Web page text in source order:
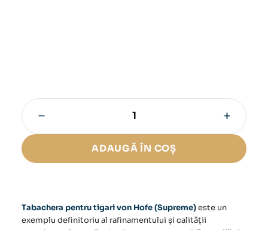
Tabachera
von
− +
ADAUGĂ ÎN COȘ
Tabachera pentru tigari von Hofe (Supreme)este un
exemplu definitoriu al rafinamentului și calității